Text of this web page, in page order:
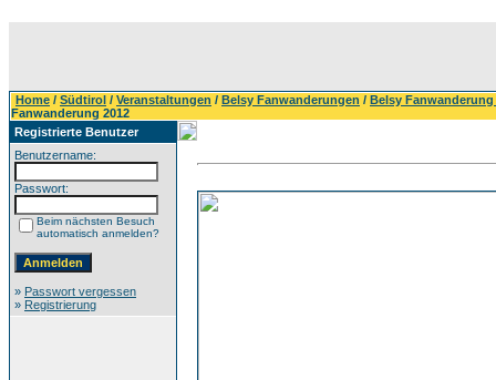
Home / Südtirol / Veranstaltungen / Belsy Fanwanderungen / Belsy Fanwanderung
Fanwanderung 2012
Registrierte Benutzer
Benutzername:
Passwort:
Beim nächsten Besuch
automatisch anmelden?
» Passwort vergessen
» Registrierung